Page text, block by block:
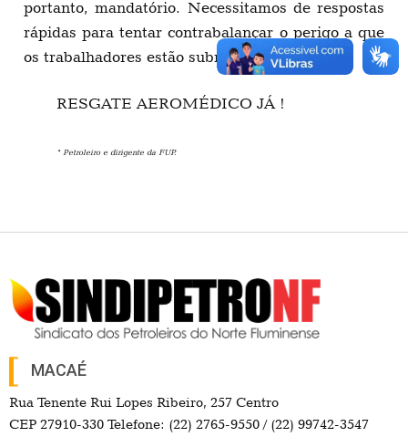
portanto, mandatório. Necessitamos de respostas
rápidas para tentar contrabalançar o perigo a que
os trabalhadores estão submetidos.
RESGATE AEROMÉDICO JÁ !
* Petroleiro e dirigente da FUP.
MACAÉ
Rua Tenente Rui Lopes Ribeiro, 257 Centro
CEP 27910-330 Telefone: (22) 2765-9550 / (22) 99742-3547